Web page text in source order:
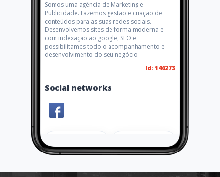
Somos uma agência de Marketing e
Publicidade. Fazemos gestão e criação de
conteúdos para as suas redes sociais.
Desenvolvemos sites de forma moderna e
com indexação ao google, SEO e
possibilitamos todo o acompanhamento e
desenvolvimento do seu negócio.
Id: 146273
Social networks
geral@impacttransition.pt